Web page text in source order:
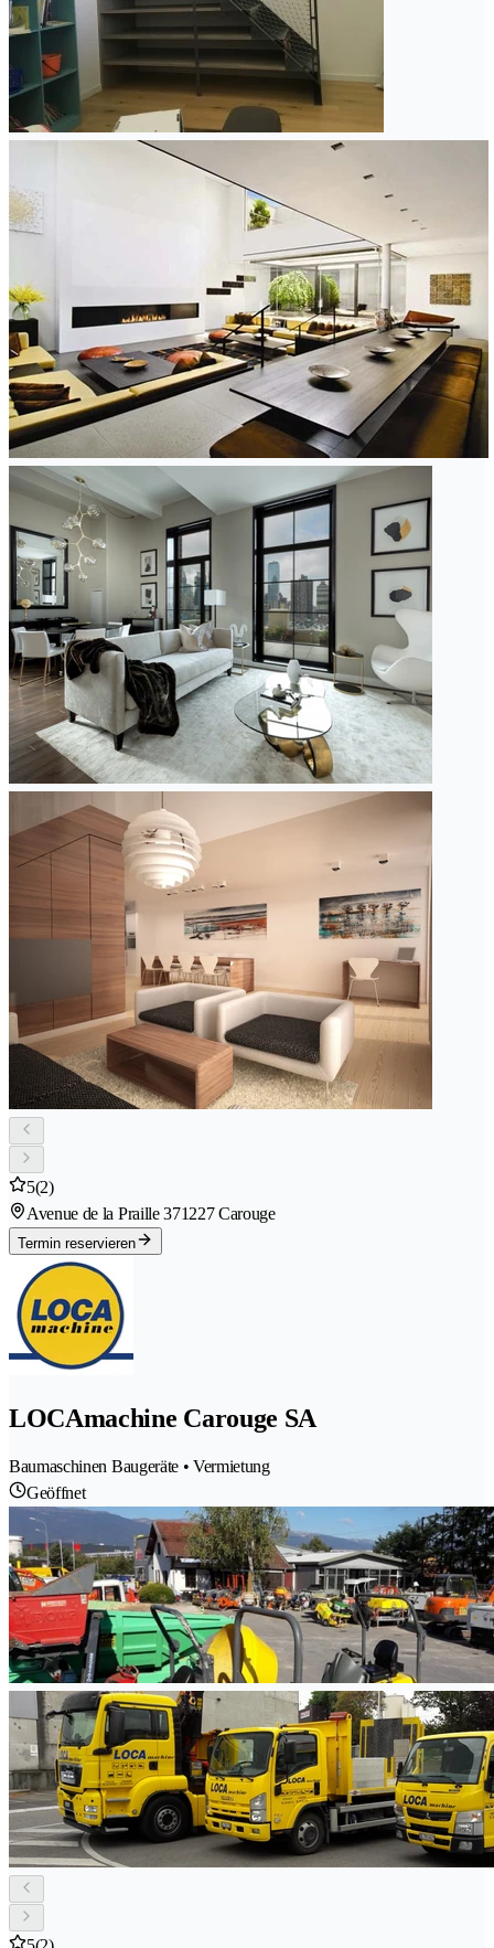
5(2)
Avenue de la Praille 371227 Carouge
Termin reservieren
LOCAmachine Carouge SA
Baumaschinen Baugeräte • Vermietung
Geöffnet